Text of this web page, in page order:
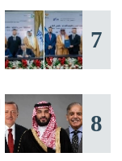
7
8